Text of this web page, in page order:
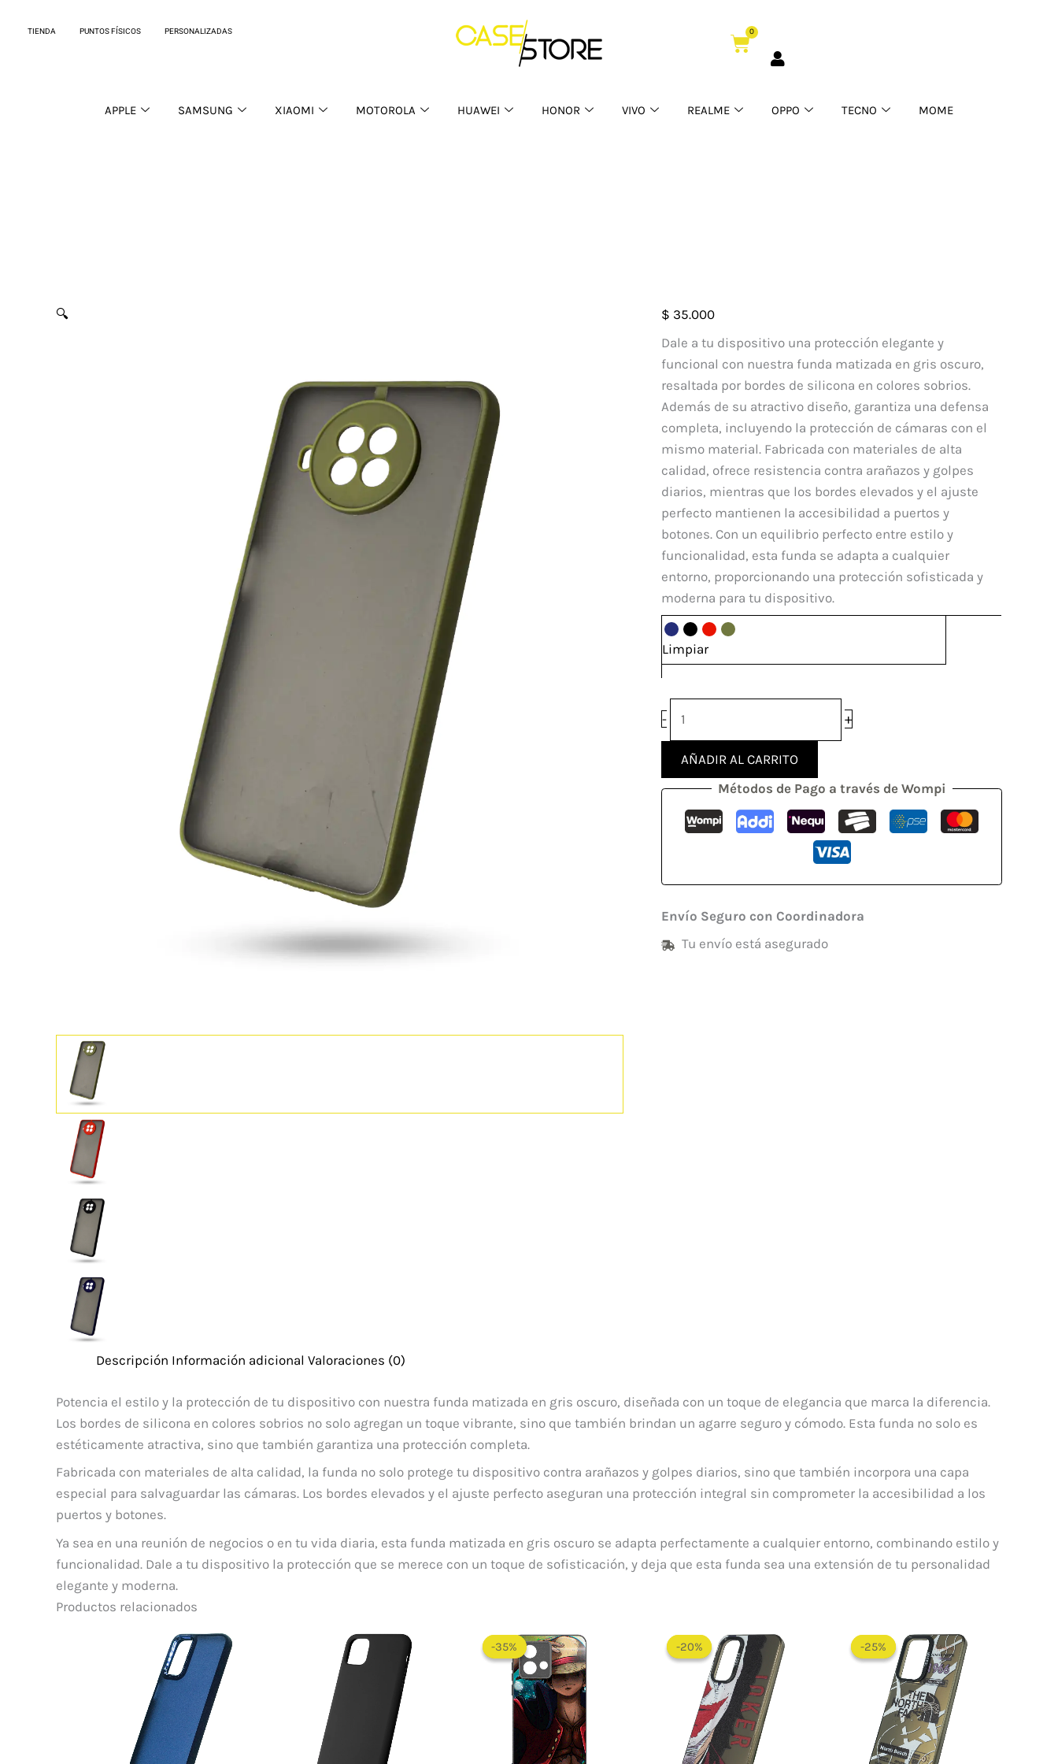
TIENDA PUNTOS FÍSICOS PERSONALIZADAS 0
Cart
APPLE SAMSUNG XIAOMI MOTOROLA HUAWEI HONOR VIVO REALME OPPO TECNO MOME
🔍 $ 35.000
Dale a tu dispositivo una protección elegante y
funcional con nuestra funda matizada en gris oscuro,
resaltada por bordes de silicona en colores sobrios.
Además de su atractivo diseño, garantiza una defensa
completa, incluyendo la protección de cámaras con el
mismo material. Fabricada con materiales de alta
calidad, ofrece resistencia contra arañazos y golpes
diarios, mientras que los bordes elevados y el ajuste
perfecto mantienen la accesibilidad a puertos y
botones. Con un equilibrio perfecto entre estilo y
funcionalidad, esta funda se adapta a cualquier
entorno, proporcionando una protección sofisticada y
moderna para tu dispositivo.
Limpiar
-
Case
Matte
Xiaomi
10T
5G
cantidad
+
AÑADIR AL CARRITO
Métodos de Pago a través de Wompi
Envío Seguro con Coordinadora
Tu envío está asegurado
Descripción Información adicional Valoraciones (0)
Potencia el estilo y la protección de tu dispositivo con nuestra funda matizada en gris oscuro, diseñada con un toque de elegancia que marca la diferencia.
Los bordes de silicona en colores sobrios no solo agregan un toque vibrante, sino que también brindan un agarre seguro y cómodo. Esta funda no solo es
estéticamente atractiva, sino que también garantiza una protección completa.
Fabricada con materiales de alta calidad, la funda no solo protege tu dispositivo contra arañazos y golpes diarios, sino que también incorpora una capa
especial para salvaguardar las cámaras. Los bordes elevados y el ajuste perfecto aseguran una protección integral sin comprometer la accesibilidad a los
puertos y botones.
Ya sea en una reunión de negocios o en tu vida diaria, esta funda matizada en gris oscuro se adapta perfectamente a cualquier entorno, combinando estilo y
funcionalidad. Dale a tu dispositivo la protección que se merece con un toque de sofisticación, y deja que esta funda sea una extensión de tu personalidad
elegante y moderna.
Productos relacionados
-35%
-35% -20%
-20%
precio
original
era:
$ 60.000.
-25%
-25%
precio
original
era:
$ 60.000.